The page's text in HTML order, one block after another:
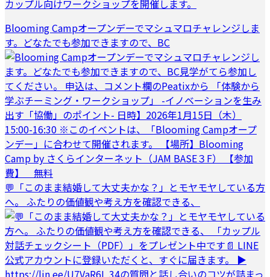
カップル向けワークショップを開催します。
Blooming Campオープンデーでマシュマロチャレンジしま
す。どなたでも参加できますので、BC
💬「このまま結婚して大丈夫かな？」とモヤモヤしている方
へ。 ふたりの価値観や考え方を確認できる、